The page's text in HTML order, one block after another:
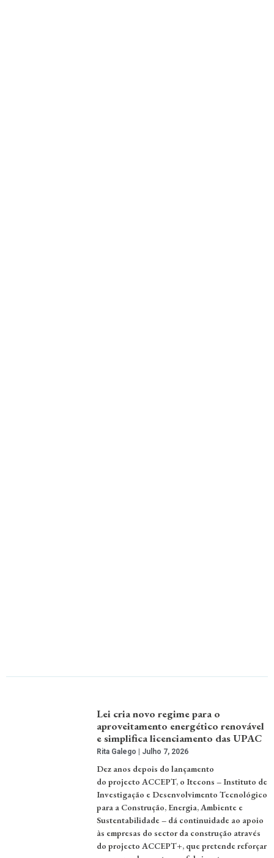
Lei cria novo regime para o
aproveitamento energético renovável
e simplifica licenciamento das UPAC
Rita Galego Julho 7, 2026
Dez anos depois do lançamento
do projecto ACCEPT, o Itecons – Instituto de
Investigação e Desenvolvimento Tecnológico
para a Construção, Energia, Ambiente e
Sustentabilidade – dá continuidade ao apoio
às empresas do sector da construção através
do projecto ACCEPT+, que pretende reforçar